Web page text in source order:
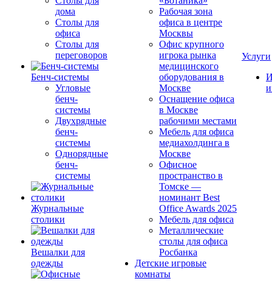
дома
Столы для
офиса
Столы для
переговоров
Бенч-системы
Угловые
бенч-
системы
Двухрядные
бенч-
системы
Однорядные
бенч-
системы
Журнальные
столики
Вешалки для
одежды
Рабочая зона
офиса в центре
Москвы
Офис крупного
игрока рынка
медицинского
оборудования в
Москве
Оснащение офиса
в Москве
рабочими местами
Мебель для офиса
медиахолдинга в
Москве
Офисное
пространство в
Томске —
номинант Best
Office Awards 2025
Мебель для офиса
Металлические
столы для офиса
Росбанка
Детские игровые
комнаты
Услуги